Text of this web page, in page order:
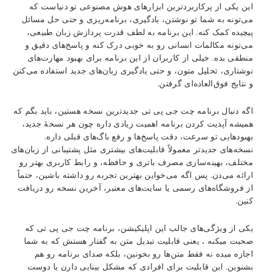
این یکی از پرکاربردترین ابزارهای هوش مصنوعی تو دنیاست که
می‌تونه به شما تو نوشتن، یادگیری، برنامه‌ریزی و حتی حل مسائل
پیچیده کمک کنه. این برنامه به لطف قدرت پردازش زبان طبیعی،
می‌تونه مکالمات انسانی رو به خوبی درک کنه و پاسخ‌های دقیق و
منطقی بده. خیلی از کاربران از این برنامه برای بهبود مهارت‌های
نوشتاری، تحلیل متون، و حتی یادگیری زبان‌های جدید استفاده می‌کنن
و نتایج فوق‌العاده‌ای گرفتن.
اگه دنبال برنامه چت جی پی تی جدیدترین نسخه هستین، باید بگم که
همیشه آپدیت کردن برنامه اهمیت زیادی داره چون هر نسخهٔ جدید،
بهبودهایی تو سرعت، دقت پاسخ‌ها و رفع باگ‌های قبلی داره.
نسخه‌های جدیدتر معمولاً قابلیت‌های بیشتری مثل پشتیبانی از زبان‌های
مختلف، بهینه‌سازی مصرف باتری و حافظه، و رابط کاربری بهتر رو
ارائه می‌دن. پس اگه می‌خواین بهترین تجربه رو داشته باشین، حتماً
از فروشگاه‌های رسمی یا سایت‌های معتبر، آخرین نسخه رو دریافت
کنین.
یکی از ویژگی‌های جالب این اپلیکیشن، برنامه چت جی پی تی که
صحبت میکنه ، یعنی قابلیت تبدیل متن به گفتار هستش که به شما
اجازه میده نه فقط متن‌ها رو بخونین، بلکه صدای برنامه رو هم
بشنوین. این قابلیت برای افرادی که مشکل بینایی دارن یا دوست